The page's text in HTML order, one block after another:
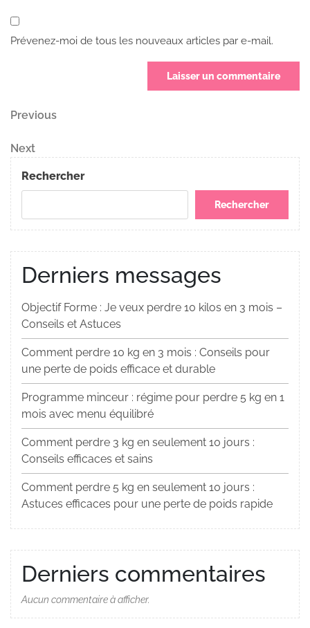
Prévenez-moi de tous les nouveaux articles par e-mail.
Navigation
de
l’article
Previous
Previous
Next
Post
Next
Rechercher
Rechercher
Derniers messages
Objectif Forme : Je veux perdre 10 kilos en 3 mois –
Conseils et Astuces
Comment perdre 10 kg en 3 mois : Conseils pour
une perte de poids efficace et durable
Programme minceur : régime pour perdre 5 kg en 1
mois avec menu équilibré
Comment perdre 3 kg en seulement 10 jours :
Conseils efficaces et sains
Comment perdre 5 kg en seulement 10 jours :
Astuces efficaces pour une perte de poids rapide
Derniers commentaires
Aucun commentaire à afficher.